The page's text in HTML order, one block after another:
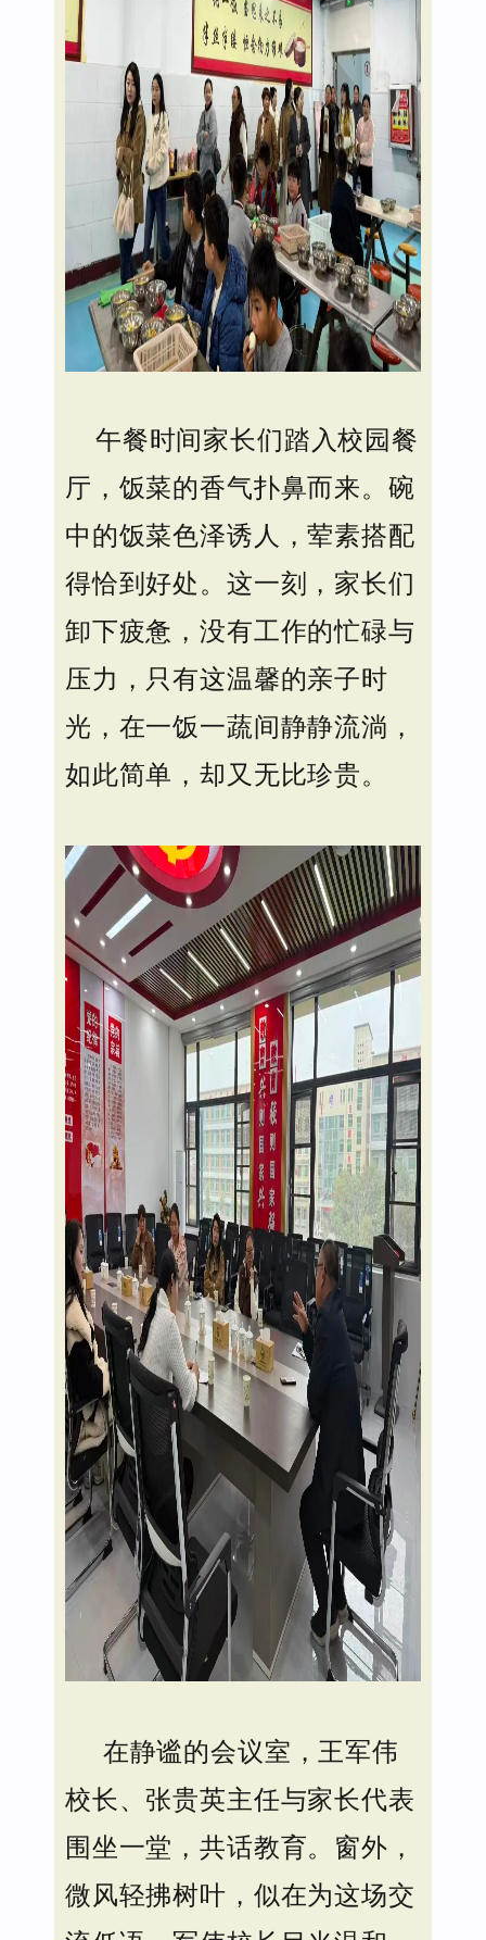
午餐时间家长们踏入校园餐
厅，饭菜的香气扑鼻而来。碗
中的饭菜色泽诱人，荤素搭配
得恰到好处。这一刻，家长们
卸下疲惫，没有工作的忙碌与
压力，只有这温馨的亲子时
光，在一饭一蔬间静静流淌，
如此简单，却又无比珍贵。
在静谧的会议室，王军伟
校长、张贵英主任与家长代表
围坐一堂，共话教育。窗外，
微风轻拂树叶，似在为这场交